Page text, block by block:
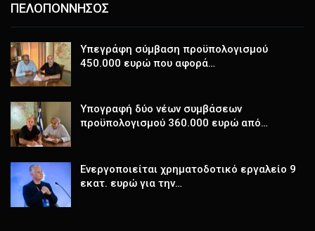
ΠΕΛΟΠΟΝΝΗΣΟΣ
Υπεγράφη σύμβαση προϋπολογισμού
450.000 ευρώ που αφορά…
Υπογραφή δύο νέων συμβάσεων
προϋπολογισμού 360.000 ευρώ από…
Ενεργοποιείται χρηματοδοτικό εργαλείο 9
εκατ. ευρώ για την…